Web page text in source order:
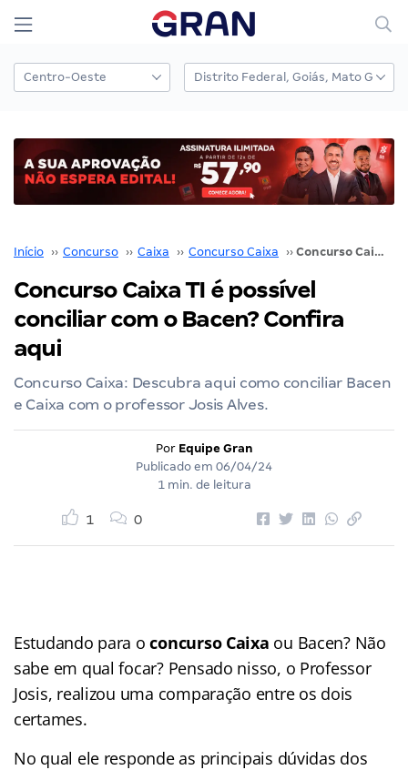
Início ›› Concurso ›› Caixa ›› Concurso Caixa ›› Concurso Caixa TI é possível conciliar com o Bacen? Confira aqui
Concurso Caixa TI é possível
conciliar com o Bacen? Confira
aqui
Concurso Caixa: Descubra aqui como conciliar Bacen
e Caixa com o professor Josis Alves.
Por Equipe Gran
Publicado em 06/04/24
1 min. de leitura
1 0
Estudando para oconcurso Caixa ou Bacen? Não
sabe em qual focar? Pensado nisso, o Professor
Josis, realizou uma comparação entre os dois
certames.
No qual ele responde as principais dúvidas dos